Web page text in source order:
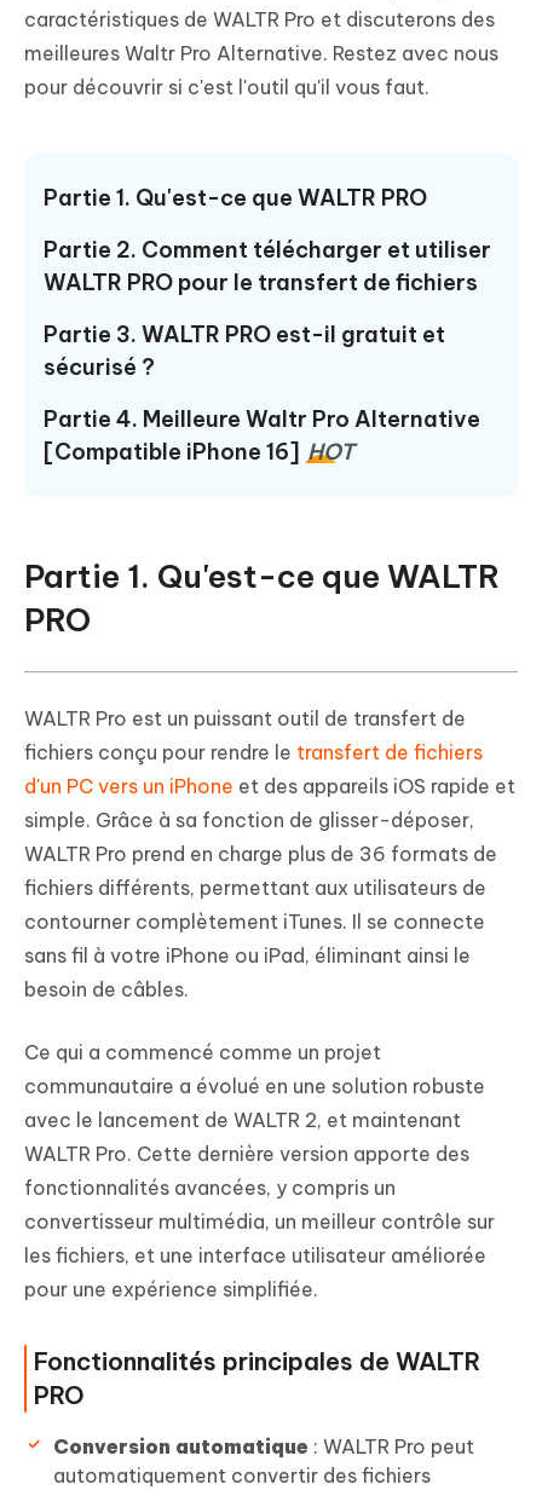
caractéristiques de WALTR Pro et discuterons des
meilleures Waltr Pro Alternative. Restez avec nous
pour découvrir si c'est l'outil qu'il vous faut.
Partie 1. Qu'est-ce que WALTR PRO
Partie 2. Comment télécharger et utiliser
WALTR PRO pour le transfert de fichiers
Partie 3. WALTR PRO est-il gratuit et
sécurisé ?
Partie 4. Meilleure Waltr Pro Alternative
[Compatible iPhone 16] HOT
Partie 1. Qu'est-ce que WALTR
PRO
WALTR Pro est un puissant outil de transfert de
fichiers conçu pour rendre le transfert de fichiers
d'un PC vers un iPhone et des appareils iOS rapide et
simple. Grâce à sa fonction de glisser-déposer,
WALTR Pro prend en charge plus de 36 formats de
fichiers différents, permettant aux utilisateurs de
contourner complètement iTunes. Il se connecte
sans fil à votre iPhone ou iPad, éliminant ainsi le
besoin de câbles.
Ce qui a commencé comme un projet
communautaire a évolué en une solution robuste
avec le lancement de WALTR 2, et maintenant
WALTR Pro. Cette dernière version apporte des
fonctionnalités avancées, y compris un
convertisseur multimédia, un meilleur contrôle sur
les fichiers, et une interface utilisateur améliorée
pour une expérience simplifiée.
Fonctionnalités principales de WALTR
PRO
Conversion automatique : WALTR Pro peut
automatiquement convertir des fichiers